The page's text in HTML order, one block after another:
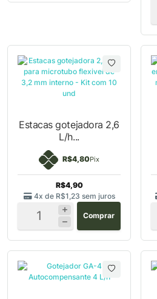
Estacas gotejadora
2,6 L/h...
R$4,80Pix
R$4,90
4x de R$1,23 sem juros
Comprar